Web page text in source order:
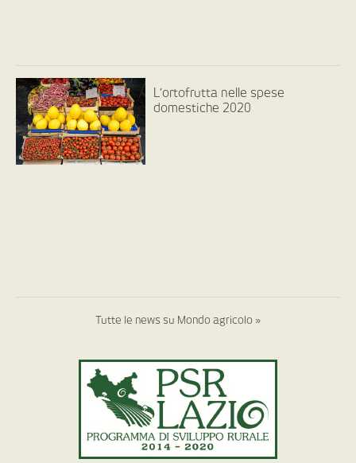
L’ortofrutta nelle spese
domestiche 2020
Tutte le news su Mondo agricolo »